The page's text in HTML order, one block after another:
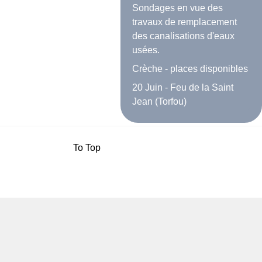
Sondages en vue des
travaux de remplacement
des canalisations d'eaux
usées.
Crèche - places disponibles
20 Juin - Feu de la Saint
Jean (Torfou)
To Top